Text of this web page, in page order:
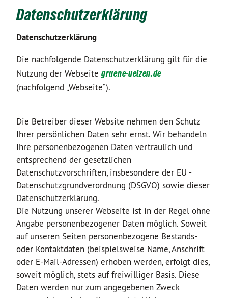
Datenschutzerklärung
Datenschutzerklärung
Die nachfolgende Datenschutzerklärung gilt für die
Nutzung der Webseite gruene-uelzen.de
(nachfolgend „Webseite“).
Die Betreiber dieser Website nehmen den Schutz
Ihrer persönlichen Daten sehr ernst. Wir behandeln
Ihre personenbezogenen Daten vertraulich und
entsprechend der gesetzlichen
Datenschutzvorschriften, insbesondere der EU -
Datenschutzgrundverordnung (DSGVO) sowie dieser
Datenschutzerklärung.
Die Nutzung unserer Webseite ist in der Regel ohne
Angabe personenbezogener Daten möglich. Soweit
auf unseren Seiten personenbezogene Bestands-
oder Kontaktdaten (beispielsweise Name, Anschrift
oder E-Mail-Adressen) erhoben werden, erfolgt dies,
soweit möglich, stets auf freiwilliger Basis. Diese
Daten werden nur zum angegebenen Zweck